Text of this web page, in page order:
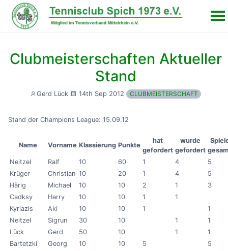
Clubmeisterschaften Aktueller
Stand
Gerd Lück 14th Sep 2012 CLUBMEISTERSCHAFT
Stand der Champions League: 15.09.12
Name Vorname Klassierung Punkte
hat
gefordert
wurde
gefordert
Neitzel
Ralf 10 60 1 4
5
Krüger
Christian 10 20 1 4
5
Härig
Michael 10 10 2 1
3
Cadksy
Harry 10 10 1
1
Kyriazis
Aki 10 10 1
1
Neitzel
Sigrun 30 10 1
1
Lück
Gerd 50 10 1
1
Bartetzki
Georg 10 10 5
5